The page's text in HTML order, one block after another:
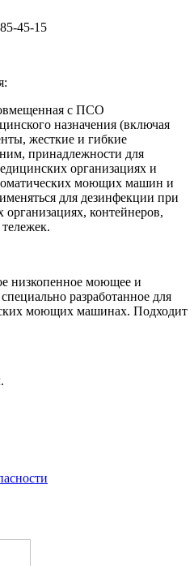
45-15
с ПСО
назначения (включая
жесткие и гибкие
принадлежности для
организациях и
моющих машин и
для дезинфекции при
контейнеров,
низкопенное моющее и
разработанное для
моющих машинах. Подходит